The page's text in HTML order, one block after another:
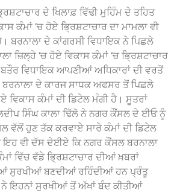
ਦੇ ਖਿਲਾਫ਼ ਵਿੱਢੀ ਮੁਹਿੰਮ ਦੇ ਤਹਿਤ
ਕੰਮਾਂ ‘ਚ ਹੋਏ ਭ੍ਰਿਸ਼ਟਾਚਾਰ ਦਾ ਮਾਮਲਾ ਵੀ
ਬਰਨਾਲਾ ਦੇ ਕਾਂਗਰਸੀ ਵਿਧਾਇਕ ਨੇ ਪਿਛਲੇ
ਜ਼ਿਲ੍ਹੇ ‘ਚ ਹੋਏ ਵਿਕਾਸ ਕੰਮਾਂ ‘ਚ ਭ੍ਰਿਸ਼ਟਾਚਾਰ
ਵਿਧਾਇਕ ਆਪਣੀਆਂ ਅਧਿਕਾਰਾਂ ਦੀ ਵਰਤੋਂ
ਦੇ ਕਾਰਜ ਸਾਧਕ ਅਫਸਰ ਤੋਂ ਪਿਛਲੇ
ਵਿਕਾਸ ਕੰਮਾਂ ਦੀ ਡਿਟੇਲ ਮੰਗੀ ਹੈ। ਸੂਤਰਾਂ
ਸਿੰਘ ਕਾਲਾ ਢਿੱਲੋ ਨੇ ਨਗਰ ਕੌਂਸਲ ਦੇ ਈਓ ਨੂੰ
ਵੱਲੋਂ ਹੁਣ ਤੱਕ ਕਰਵਾਏ ਸਾਰੇ ਕੰਮਾਂ ਦੀ ਡਿਟੇਲ
ਇਹ ਵੀ ਦੱਸ ਦੇਈਏ ਕਿ ਨਗਰ ਕੌਂਸਲ ਬਰਨਾਲਾ
ਵਿੱਚ ਵੱਡੇ ਭ੍ਰਿਸ਼ਟਾਚਾਰ ਦੀਆਂ ਖ਼ਬਰਾਂ
ਸੁਰਖੀਆਂ ਬਣਦੀਆਂ ਰਹਿੰਦੀਆਂ ਹਨ ਪ੍ਰੰਤੂ
ਸੁਰਖੀਆਂ ਤੋਂ ਅੱਖਾਂ ਬੰਦ ਕੀਤੀਆਂ